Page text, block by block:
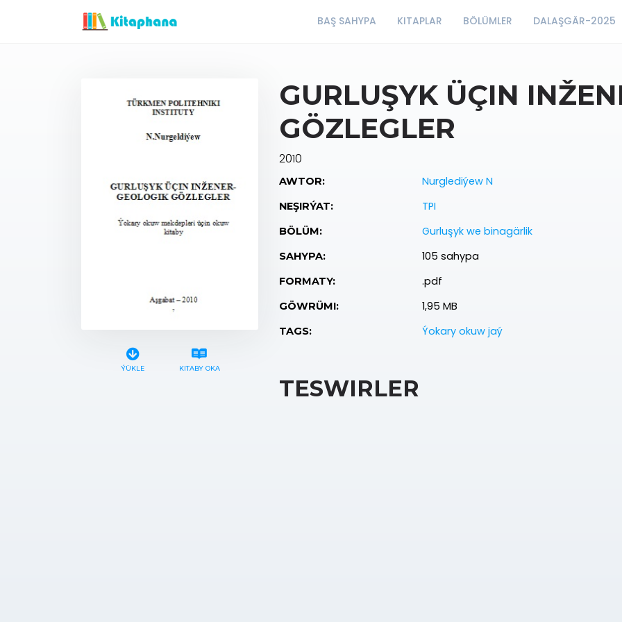
BAŞ SAHYPA KITAPLAR BÖLÜMLER DALAŞGÄR-2025
ÝÜKLE KITABY OKA
GURLUŞYK ÜÇIN
GÖZLEGLER
2010
AWTOR: Nurglediýew N
NEŞIRÝAT: TPI
BÖLÜM: Gurluşyk we binagärlik
SAHYPA: 105 sahypa
FORMATY: .pdf
GÖWRÜMI: 1,95 MB
TAGS: Ýokary okuw jaý
TESWIRLER